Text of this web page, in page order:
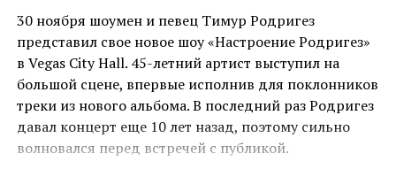
К слову, участие в реалити-шоу не прошло для
Мамаевой бесследно: по возвращении домой ей
пришлось всерьёз заняться своим здоровьем. Из-за
постоянного голода, который испытывали
участники в Колумбии, у Аланы развилось пищевое
расстройство. Вернувшись к своей обычной жизни,
она никак не могла отделаться от мысли, что еды
30 ноября шоумен и певец Тимур Родригез
представил свое новое шоу «Настроение Родригез»
в Vegas City Hall. 45-летний артист выступил на
большой сцене, впервые исполнив для поклонников
треки из нового альбома. В последний раз Родригез
давал концерт еще 10 лет назад, поэтому сильно
волновался перед встречей с публикой.